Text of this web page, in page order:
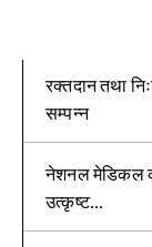
रक्तदान तथा
सम्पन्न
नेशनल मेडिकल
उत्कृष्ट...